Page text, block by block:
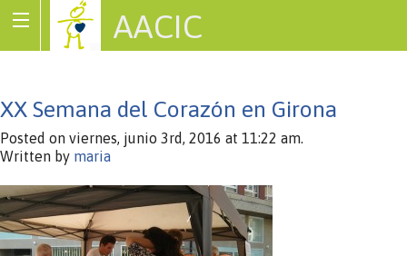
AACIC
XX Semana del Corazón en Girona
Posted on viernes, junio 3rd, 2016 at 11:22 am.
Written by maria